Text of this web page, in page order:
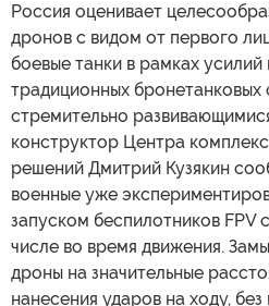
Россия оценивает
дронов с видом от первого
боевые танки в рамках
традиционных бронетанковых
стремительно
конструктор Центра
решений Дмитрий Кузякин
военные уже
запуском беспилотников FPV
числе во время движения.
дроны на значительные
нанесения ударов на ходу,